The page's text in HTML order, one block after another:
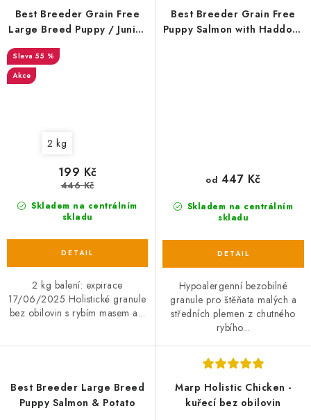
Best Breeder Grain Free
Large Breed Puppy / Junior
Salmon with Sweet Potato &
Vegetables 2 kg EXP
55 %
Akce
2 kg
Skladem na centrálním
skladu
199 Kč
446 Kč
2 kg balení: expirace
17/06/2025 Holistické granule
bez obilovin s rybím masem a...
Best Breeder Grain Free
Puppy Salmon with Haddock
Skladem na centrálním
skladu
od 447 Kč
Hypoalergenní bezobilné
granule pro štěňata malých a
středních plemen z chutného
rybího...
Best Breeder Large Breed
Puppy Salmon & Potato
Marp Holistic Chicken -
kuřecí bez obilovin